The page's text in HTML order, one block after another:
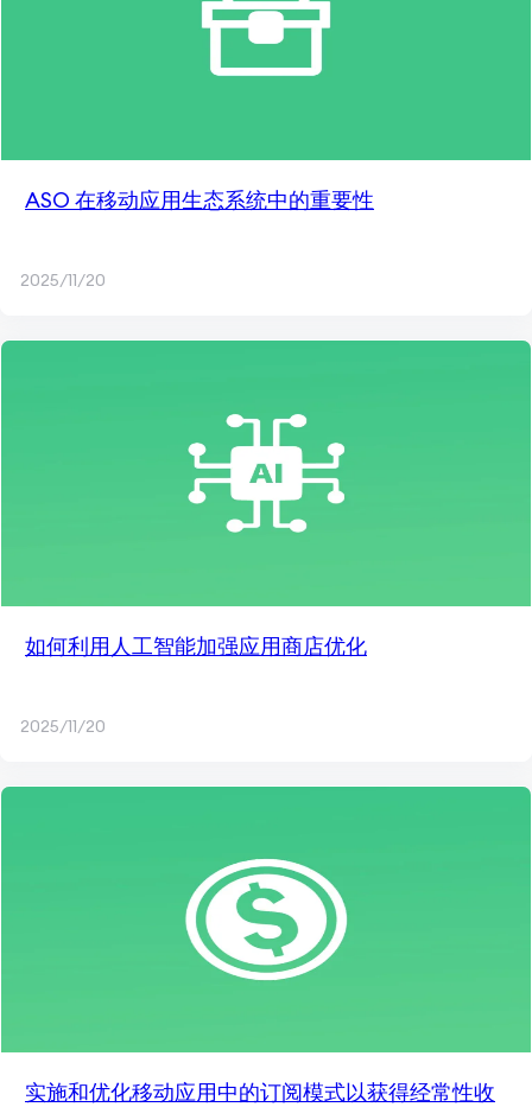
ASO 在移动应用生态系统中的重要性
2025/11/20
如何利用人工智能加强应用商店优化
2025/11/20
实施和优化移动应用中的订阅模式以获得经常性收